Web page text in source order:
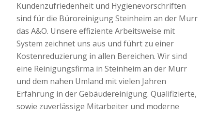
Kundenzufriedenheit und Hygienevorschriften
sind für die Büroreinigung Steinheim an der Murr
das A&O. Unsere effiziente Arbeitsweise mit
System zeichnet uns aus und führt zu einer
Kostenreduzierung in allen Bereichen. Wir sind
eine Reinigungsfirma in Steinheim an der Murr
und dem nahen Umland mit vielen Jahren
Erfahrung in der Gebäudereinigung. Qualifizierte,
sowie zuverlässige Mitarbeiter und moderne